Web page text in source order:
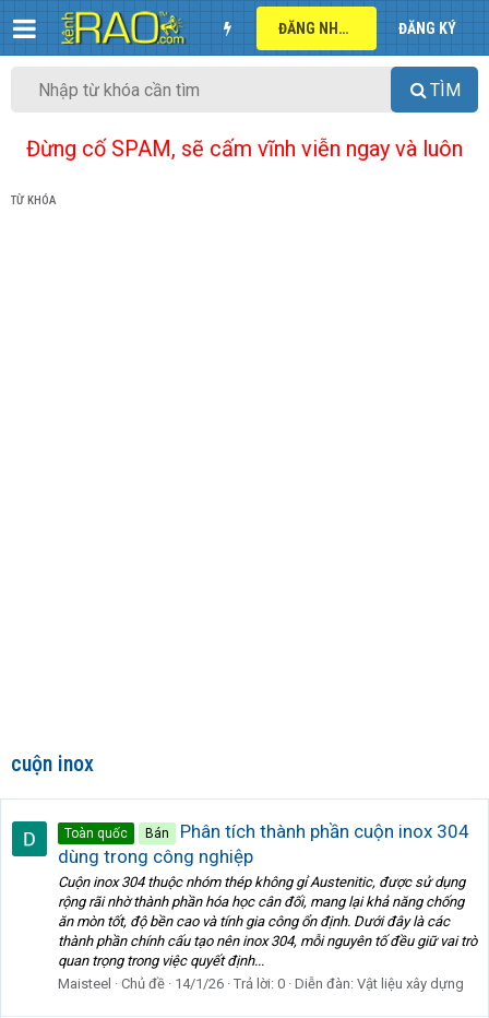
ĐĂNG NHẬP ĐĂNG KÝ
TÌM
Đừng cố SPAM, sẽ cấm vĩnh viễn ngay và luôn
TỪ KHÓA
cuộn inox
Toàn quốc Bán
Phân tích thành phần cuộn inox 304
dùng trong công nghiệp
Cuộn inox 304 thuộc nhóm thép không gỉ Austenitic, được sử dụng
rộng rãi nhờ thành phần hóa học cân đối, mang lại khả năng chống
ăn mòn tốt, độ bền cao và tính gia công ổn định. Dưới đây là các
thành phần chính cấu tạo nên inox 304, mỗi nguyên tố đều giữ vai trò
quan trọng trong việc quyết định...
Maisteel
Chủ đề 14/1/26 Trả lời: 0 Diễn đàn: Vật liệu xây dựng